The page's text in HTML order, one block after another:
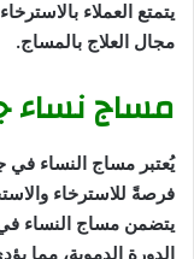
يتمتع العملاء
مجال العلاج بالمساج.
مساج نساء
يُعتبر مساج النساء في
فرصةً للاسترخاء
يتضمن مساج النساء
الدورة الدموية، مما